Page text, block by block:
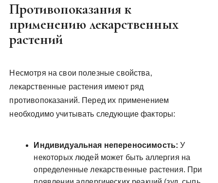
Противопоказания к
применению лекарственных
растений
Несмотря на свои полезные свойства‚
лекарственные растения имеют ряд
противопоказаний. Перед их применением
необходимо учитывать следующие факторы:
Индивидуальная непереносимость: У
некоторых людей может быть аллергия на
определенные лекарственные растения. При